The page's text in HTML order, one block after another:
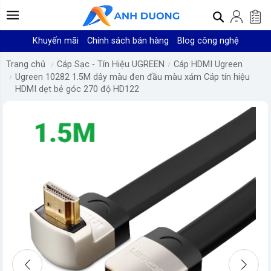
Khuyến mãi Chính sách bán hàng Blog công nghệ
Trang chủ Cáp Sạc - Tín Hiệu UGREEN
Cáp HDMI Ugreen
Ugreen 10282 1.5M dây màu đen đầu màu xám Cáp tín hiệu
HDMI dẹt bẻ góc 270 độ HD122